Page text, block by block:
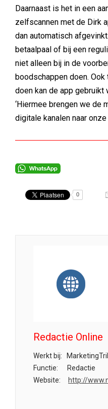
Daarnaast is het in een
zelfscannen met de Dirk
dan automatisch
betaalpaal of bij een
niet alleen bij in de
boodschappen doen.
doen kan de app gebruikt
‘Hiermee brengen we de
digitale kanalen naar
0
Redactie Online
Werkt bij:
Functie:
Redactie
Website:
http://